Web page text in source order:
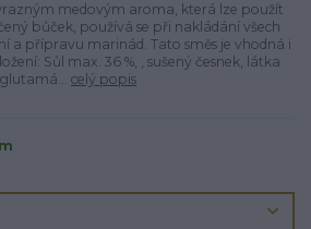
medovým aroma, která lze použít
bůček, používá se při nakládání všech
a přípravu marinád. Tato směs je vhodná i
Sůl max. 36 %, , sušený česnek, látka
celý popis